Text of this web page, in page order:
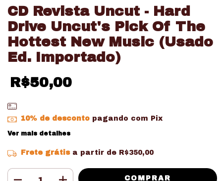
CD Revista Uncut - Hard
Drive Uncut's Pick Of The
Hottest New Music (Usado
Ed. Importado)
R$50,00
10% de descontopagando com Pix
Ver mais detalhes
Frete grátis a partir de R$350,00